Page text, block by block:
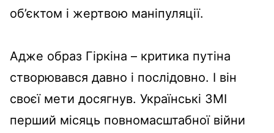
об’єктом і жертвою маніпуляції.
Адже образ Гіркіна – критика путіна
створювався давно і послідовно. І він
своєї мети досягнув. Українські ЗМІ
перший місяць повномасштабної війни